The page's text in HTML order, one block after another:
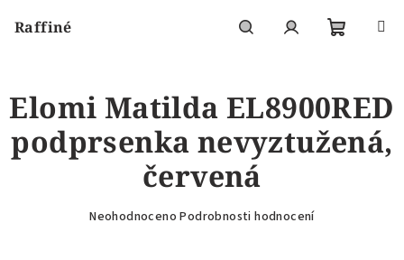
Raffiné
košík
Elomi Matilda EL8900RED
podprsenka nevyztužená,
červená
Průměrné
Neohodnoceno Podrobnosti hodnocení